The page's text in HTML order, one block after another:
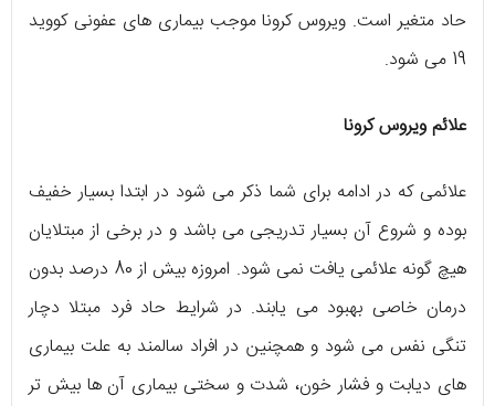
حاد متغیر است. ویروس کرونا موجب بیماری های عفونی کووید
19 می شود.
علائم ویروس کرونا
علائمی که در ادامه برای شما ذکر می شود در ابتدا بسیار خفیف
بوده و شروع آن بسیار تدریجی می باشد و در برخی از مبتلایان
هیچ گونه علائمی یافت نمی شود. امروزه بیش از 80 درصد بدون
درمان خاصی بهبود می یابند. در شرایط حاد فرد مبتلا دچار
تنگی نفس می شود و همچنین در افراد سالمند به علت بیماری
های دیابت و فشار خون، شدت و سختی بیماری آن ها بیش تر